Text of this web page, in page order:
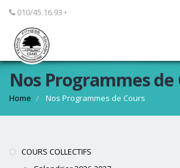
010/45.16.93 •
Nos Programmes de
Home Nos Programmes de Cours
COURS COLLECTIFS